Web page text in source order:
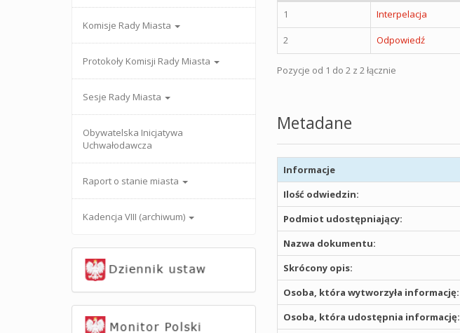
Komisje Rady Miasta
Protokoły Komisji Rady Miasta
Sesje Rady Miasta
Obywatelska Inicjatywa
Uchwałodawcza
Raport o stanie miasta
Kadencja VIII (archiwum)
1 Interpelacja
2 Odpowiedź
Pozycje od 1 do 2 z 2 łącznie
Metadane
Informacje
Ilość odwiedzin:
Podmiot udostępniający:
Nazwa dokumentu:
Skrócony opis:
Osoba, która wytworzyła informację:
Osoba, która udostępnia informację: